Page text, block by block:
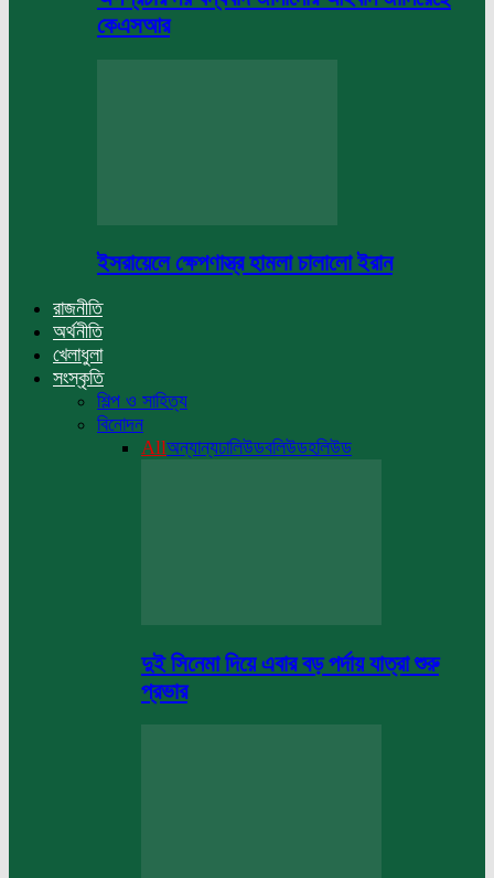
কেএসআর
ইসরায়েলে ক্ষেপণাস্ত্র হামলা চালালো ইরান
রাজনীতি
অর্থনীতি
খেলাধুলা
সংস্কৃতি
শিল্প ও সাহিত্য
বিনোদন
Allঅন্যান্যঢালিউডবলিউডহলিউড
দুই সিনেমা দিয়ে এবার বড় পর্দায় যাত্রা শুরু
প্রভার